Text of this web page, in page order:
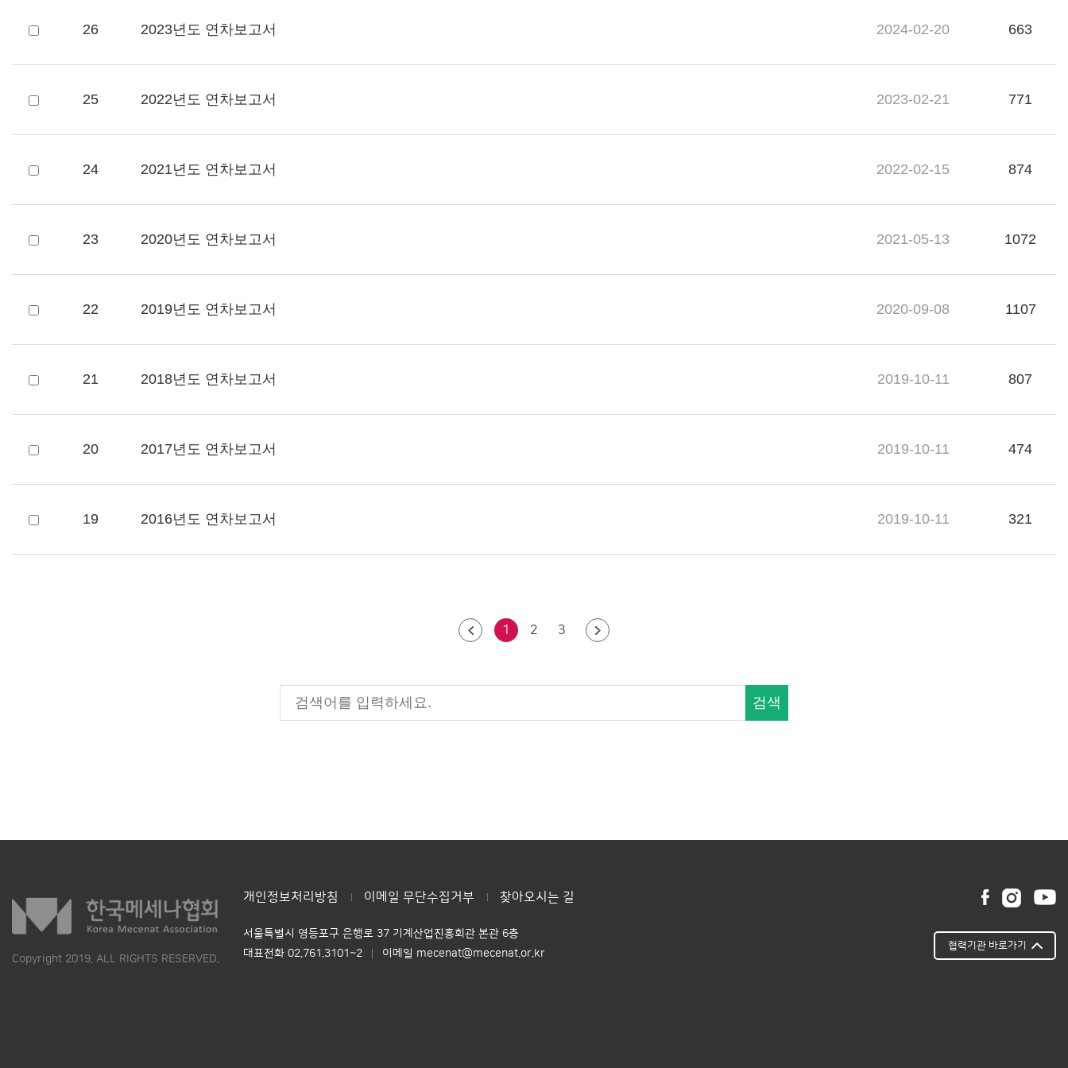
26 2023년도 연차보고서 2024-02-20 663
25 2022년도 연차보고서 2023-02-21 771
24 2021년도 연차보고서 2022-02-15 874
23 2020년도 연차보고서 2021-05-13 1072
22 2019년도 연차보고서 2020-09-08 1107
21 2018년도 연차보고서 2019-10-11 807
20 2017년도 연차보고서 2019-10-11 474
19 2016년도 연차보고서 2019-10-11 321
1 2 3
검색
Copyright 2019. ALL RIGHTS RESERVED.
개인정보처리방침 이메일 무단수집거부 찾아오시는 길
서울특별시 영등포구 은행로 37 기계산업진흥회관 본관 6층
대표전화 02.761.3101~2
이메일 mecenat@mecenat.or.kr
협력기관 바로가기